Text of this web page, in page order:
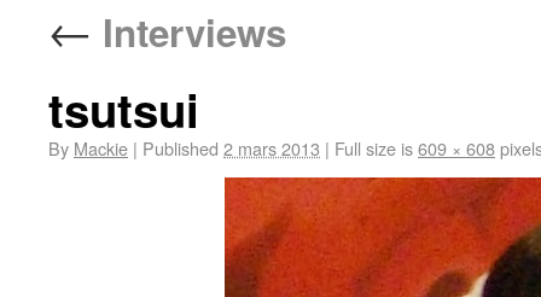
← Interviews
tsutsui
By Mackie | Published 2 mars 2013 | Full size is609 × 608